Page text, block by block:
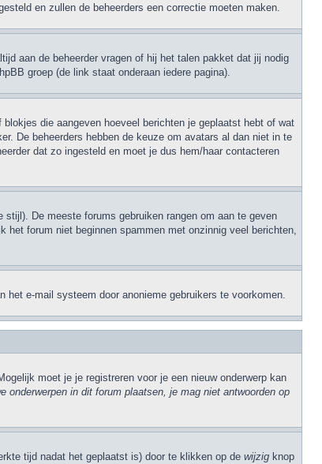
en zullen de beheerders een correctie moeten maken.
aan de beheerder vragen of hij het talen pakket dat jij nodig
groep (de link staat onderaan iedere pagina).
die aangeven hoeveel berichten je geplaatst hebt of wat
De beheerders hebben de keuze om avatars al dan niet in te
dat zo ingesteld en moet je dus hem/haar contacteren
De meeste forums gebruiken rangen om aan te geven
het forum niet beginnen spammen met onzinnig veel berichten,
het e-mail systeem door anonieme gebruikers te voorkomen.
moet je je registreren voor je een nieuw onderwerp kan
onderwerpen in dit forum plaatsen, je mag niet antwoorden op
tijd nadat het geplaatst is) door te klikken op de wijzig knop